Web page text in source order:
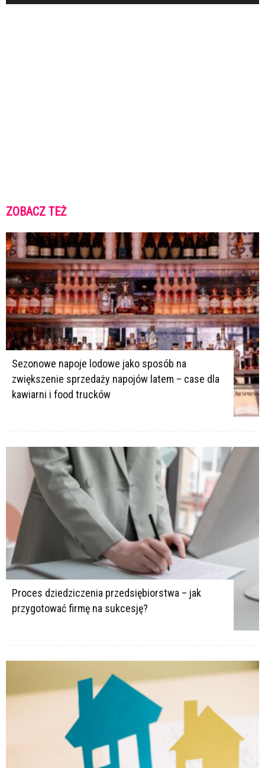
ZOBACZ TEŻ
Sezonowe napoje lodowe jako sposób na
zwiększenie sprzedaży napojów latem – case dla
kawiarni i food trucków
Proces dziedziczenia przedsiębiorstwa – jak
przygotować firmę na sukcesję?